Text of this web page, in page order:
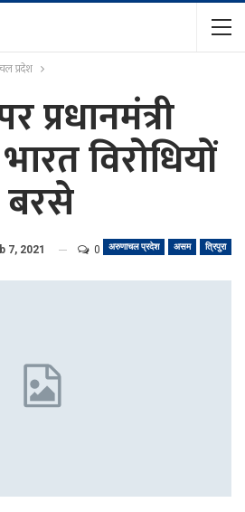
प्रदेश
प्रधानमंत्री
विरोधियों
अरुणाचल प्रदेश असम त्रिपुरा
7, 2021 0